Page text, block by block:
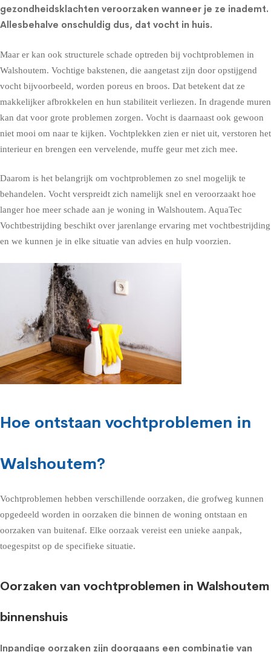
gezondheidsklachten veroorzaken wanneer je ze inademt.
Allesbehalve onschuldig dus, dat vocht in huis.
Maar er kan ook structurele schade optreden bij vochtproblemen in
Walshoutem. Vochtige bakstenen, die aangetast zijn door opstijgend
vocht bijvoorbeeld, worden poreus en broos. Dat betekent dat ze
makkelijker afbrokkelen en hun stabiliteit verliezen. In dragende muren
kan dat voor grote problemen zorgen. Vocht is daarnaast ook gewoon
niet mooi om naar te kijken. Vochtplekken zien er niet uit, verstoren het
interieur en brengen een vervelende, muffe geur met zich mee.
Daarom is het belangrijk om vochtproblemen zo snel mogelijk te
behandelen. Vocht verspreidt zich namelijk snel en veroorzaakt hoe
langer hoe meer schade aan je woning in Walshoutem. AquaTec
Vochtbestrijding beschikt over jarenlange ervaring met vochtbestrijding
en we kunnen je in elke situatie van advies en hulp voorzien.
Hoe ontstaan vochtproblemen in
Walshoutem?
Vochtproblemen hebben verschillende oorzaken, die grofweg kunnen
opgedeeld worden in oorzaken die binnen de woning ontstaan en
oorzaken van buitenaf. Elke oorzaak vereist een unieke aanpak,
toegespitst op de specifieke situatie.
Oorzaken van vochtproblemen in Walshoutem
binnenshuis
Inpandige oorzaken zijn doorgaans een combinatie van